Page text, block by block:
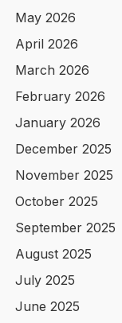
May 2026
April 2026
March 2026
February 2026
January 2026
December 2025
November 2025
October 2025
September 2025
August 2025
July 2025
June 2025